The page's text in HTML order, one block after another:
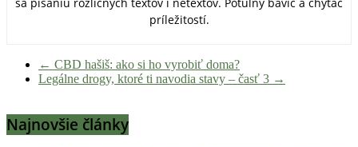
príležitostí.
← CBD hašiš: ako si ho vyrobiť doma?
Legálne drogy, ktoré ti navodia stavy – časť 3 →
Najnovšie články